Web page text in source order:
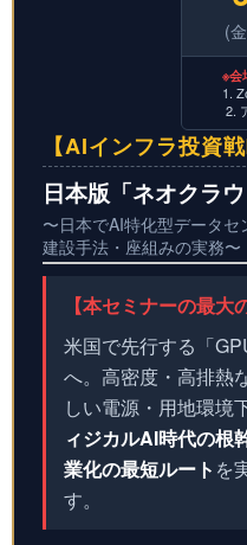
(
※会
1.
2.
【AIインフラ投資戦
日本版「ネオクラ
〜日本でAI特化型データセ
建設手法・座組みの実務〜
【本セミナーの最大
米国で先行する「
へ。高密度・高排熱
しい電源・用地環境
ィジカルAI時代の根
業化の最短ルート を
す。